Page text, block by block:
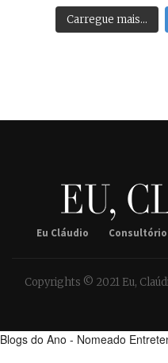
Carregue mais…
Eu Cláudio Consultório
Copyrights © 2021 Eu,
Blogs do Ano - Nomeado